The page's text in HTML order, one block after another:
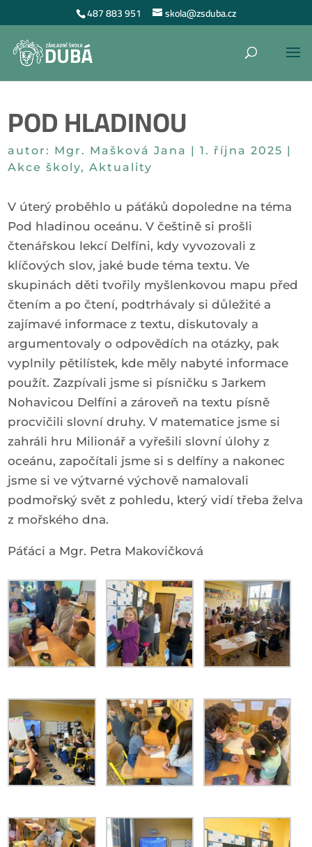
487 883 951 skola@zsduba.cz
POD HLADINOU
autor: Mgr. Mašková Jana |1. října 2025 |
Akce školy,Aktuality
V úterý proběhlo u páťáků dopoledne na téma
Pod hladinou oceánu. V češtině si prošli
čtenářskou lekcí Delfíni, kdy vyvozovali z
klíčových slov, jaké bude téma textu. Ve
skupinách děti tvořily myšlenkovou mapu před
čtením a po čtení, podtrhávaly si důležité a
zajímavé informace z textu, diskutovaly a
argumentovaly o odpovědích na otázky, pak
vyplnily pětilístek, kde měly nabyté informace
použít. Zazpívali jsme si písničku s Jarkem
Nohavicou Delfíni a zároveň na textu písně
procvičili slovní druhy. V matematice jsme si
zahráli hru Milionář a vyřešili slovní úlohy z
oceánu, započítali jsme si s delfíny a nakonec
jsme si ve výtvarné výchově namalovali
podmořský svět z pohledu, který vidí třeba želva
z mořského dna.
Páťáci a Mgr. Petra Makovičková